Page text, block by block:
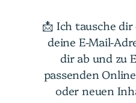
📩 Ich tausche dir
deine E-Mail-
dir ab und zu
passenden
oder neuen